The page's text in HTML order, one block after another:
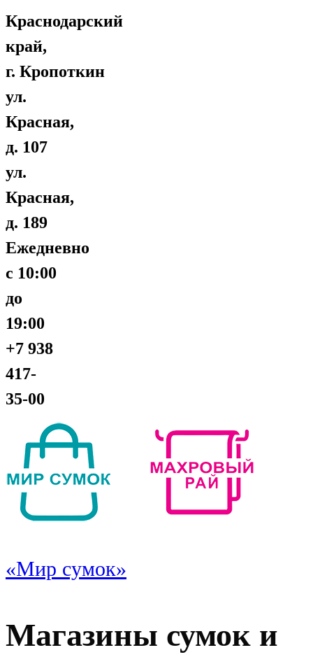
Краснодарский
край,
г. Кропоткин
ул.
Красная,
д. 107
ул.
Красная,
д. 189
Ежедневно
с 10:00
до
19:00
+7 938
417-
35-00
«Мир сумок»
Магазины сумок и